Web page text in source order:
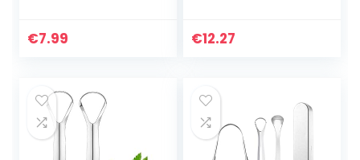
Tongborstelreinige
€7.99
geurloze
€12.27